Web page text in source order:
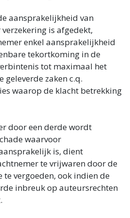
aansprakelijkheid van
is afgedekt,
enkel aansprakelijkheid
tekortkoming in de
tot maximaal het
zaken c.q.
waarop de klacht betrekking
door een derde wordt
waarvoor
is, dient
te vrijwaren door de
te vergoeden, ook indien de
inbreuk op auteursrechten